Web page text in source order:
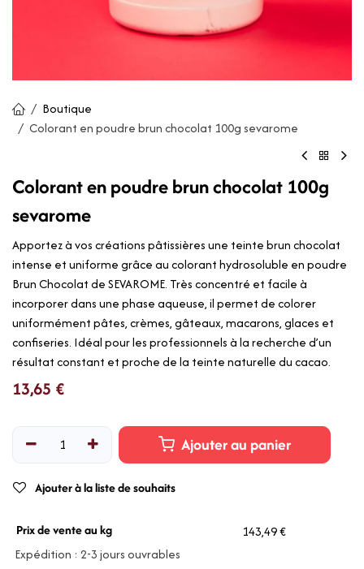
Boutique
Colorant en poudre brun chocolat 100g sevarome
Colorant en poudre brun chocolat 100g
sevarome
Apportez à vos créations pâtissières une teinte brun chocolat
intense et uniforme grâce au colorant hydrosoluble en poudre
Brun Chocolat de SEVAROME. Très concentré et facile à
incorporer dans une phase aqueuse, il permet de colorer
uniformément pâtes, crèmes, gâteaux, macarons, glaces et
confiseries. Idéal pour les professionnels à la recherche d’un
résultat constant et proche de la teinte naturelle du cacao.
13,65 €
Ajouter au panier
Ajouter à la liste de souhaits
Prix de vente au kg
143,49 €
Expédition : 2-3 jours ouvrables